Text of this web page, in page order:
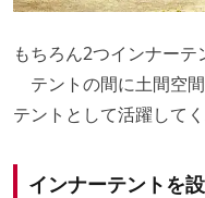
もちろん2つインナーテ
テントの間に土間空
テントとして活躍してく
インナーテントを